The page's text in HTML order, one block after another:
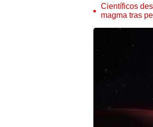
Científicos
magma tras